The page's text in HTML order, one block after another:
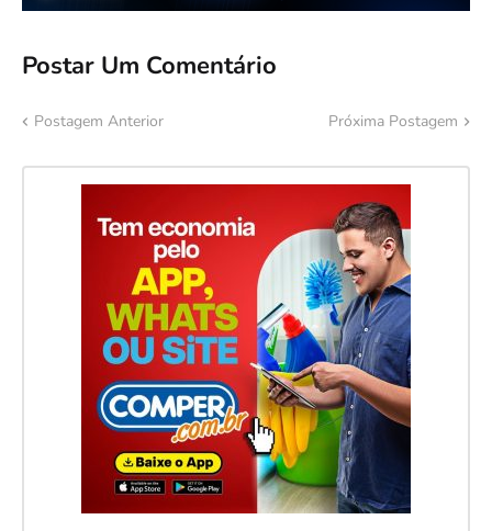
Postar Um Comentário
Postagem Anterior Próxima Postagem